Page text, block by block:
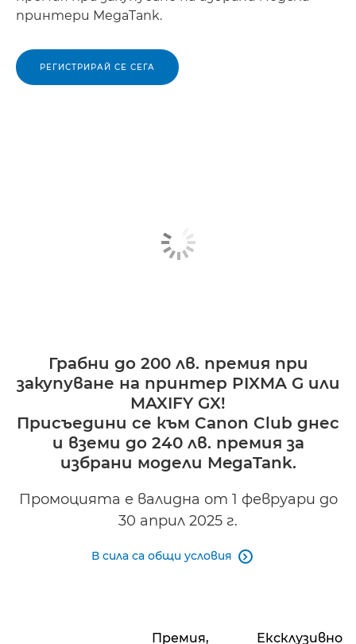
принтери MegaTank.
РЕГИСТРИРАЙ СЕ СЕГА
Грабни до 200 лв. премия при
закупуване на принтер PIXMA G или
MAXIFY GX!
Присъедини се към Canon Club днес
и вземи до 240 лв. премия за
избрани модели MegaTank.
Промоцията е валидна от 1 февруари до
30 април 2025 г.
В сила са общи условия 
Премия, Ексклузивно